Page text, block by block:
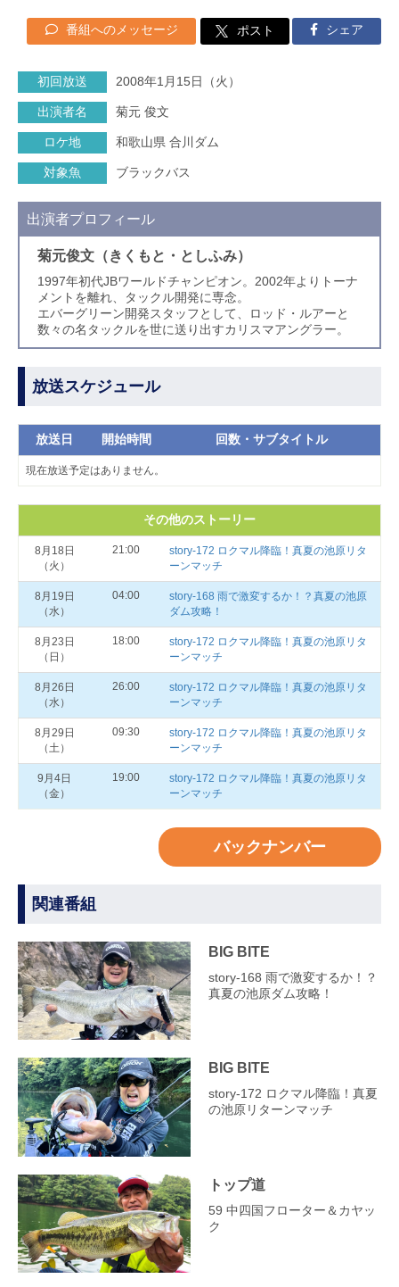
番組へのメッセージ ポスト シェア
初回放送 2008年1月15日（火）
出演者名 菊元 俊文
ロケ地 和歌山県 合川ダム
対象魚 ブラックバス
出演者プロフィール
菊元俊文（きくもと・としふみ）
1997年初代JBワールドチャンピオン。2002年よりトーナ
メントを離れ、タックル開発に専念。
エバーグリーン開発スタッフとして、ロッド・ルアーと
数々の名タックルを世に送り出すカリスマアングラー。
放送スケジュール
放送日 開始時間 回数・サブタイトル
現在放送予定はありません。
その他のストーリー
8月18日
（火）
21:00
story‐172 ロクマル降臨！真夏の池原リタ
ーンマッチ
8月19日
（水）
04:00
story‐168 雨で激変するか！？真夏の池原
ダム攻略！
8月23日
（日）
18:00
story‐172 ロクマル降臨！真夏の池原リタ
ーンマッチ
8月26日
（水）
26:00
story‐172 ロクマル降臨！真夏の池原リタ
ーンマッチ
8月29日
（土）
09:30
story‐172 ロクマル降臨！真夏の池原リタ
ーンマッチ
9月4日
（金）
19:00
story‐172 ロクマル降臨！真夏の池原リタ
ーンマッチ
バックナンバー
関連番組
BIG BITE
story‐168 雨で激変するか！？
真夏の池原ダム攻略！
BIG BITE
story‐172 ロクマル降臨！真夏
の池原リターンマッチ
トップ道
59 中四国フローター＆カヤッ
ク